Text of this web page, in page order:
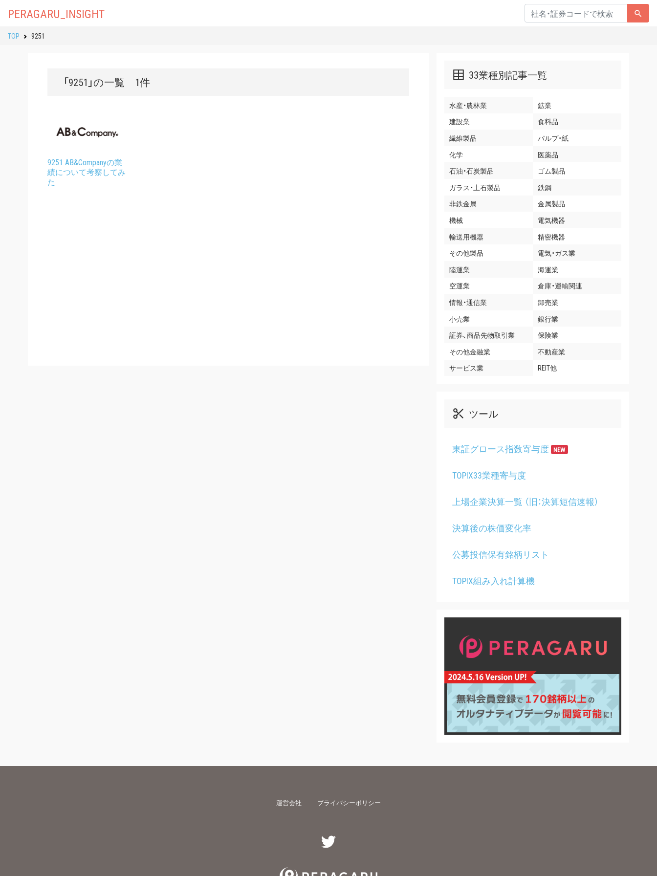
PERAGARU_INSIGHT
TOP 9251
「9251」の一覧 1件
9251 AB&Companyの業
績について考察してみ
た
33業種別記事一覧
水産・農林業
鉱業
建設業
食料品
繊維製品
パルプ・紙
化学
医薬品
石油・石炭製品
ゴム製品
ガラス・土石製品
鉄鋼
非鉄金属
金属製品
機械
電気機器
輸送用機器
精密機器
その他製品
電気・ガス業
陸運業
海運業
空運業
倉庫・運輸関連
情報・通信業
卸売業
小売業
銀行業
証券、商品先物取引業
保険業
その他金融業
不動産業
サービス業
REIT他
ツール
東証グロース指数寄与度 NEW
TOPIX33業種寄与度
上場企業決算一覧 （旧：決算短信速報）
決算後の株価変化率
公募投信保有銘柄リスト
TOPIX組み入れ計算機
運営会社 プライバシーポリシー